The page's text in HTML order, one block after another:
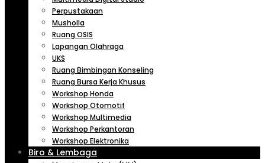
Perpustakaan
Musholla
Ruang OSIS
Lapangan Olahraga
UKS
Ruang Bimbingan Konseling
Ruang Bursa Kerja Khusus
Workshop Honda
Workshop Otomotif
Workshop Multimedia
Workshop Perkantoran
Workshop Elektronika
Biro & Lembaga